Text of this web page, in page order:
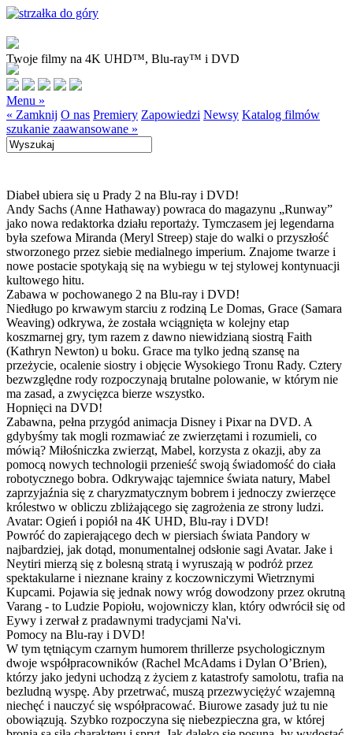
Twoje filmy na 4K UHD™, Blu-ray™ i DVD
Menu »
« Zamknij O nas Premiery Zapowiedzi Newsy Katalog filmów
szukanie zaawansowane »
Diabeł ubiera się u Prady 2 na Blu-ray i DVD!
Andy Sachs (Anne Hathaway) powraca do magazynu „Runway”
jako nowa redaktorka działu reportaży. Tymczasem jej legendarna
była szefowa Miranda (Meryl Streep) staje do walki o przyszłość
stworzonego przez siebie medialnego imperium. Znajome twarze i
nowe postacie spotykają się na wybiegu w tej stylowej kontynuacji
kultowego hitu.
Zabawa w pochowanego 2 na Blu-ray i DVD!
Niedługo po krwawym starciu z rodziną Le Domas, Grace (Samara
Weaving) odkrywa, że została wciągnięta w kolejny etap
koszmarnej gry, tym razem z dawno niewidzianą siostrą Faith
(Kathryn Newton) u boku. Grace ma tylko jedną szansę na
przeżycie, ocalenie siostry i objęcie Wysokiego Tronu Rady. Cztery
bezwzględne rody rozpoczynają brutalne polowanie, w którym nie
ma zasad, a zwycięzca bierze wszystko.
Hopnięci na DVD!
Zabawna, pełna przygód animacja Disney i Pixar na DVD. A
gdybyśmy tak mogli rozmawiać ze zwierzętami i rozumieli, co
mówią? Miłośniczka zwierząt, Mabel, korzysta z okazji, aby za
pomocą nowych technologii przenieść swoją świadomość do ciała
robotycznego bobra. Odkrywając tajemnice świata natury, Mabel
zaprzyjaźnia się z charyzmatycznym bobrem i jednoczy zwierzęce
królestwo w obliczu zbliżającego się zagrożenia ze strony ludzi.
Avatar: Ogień i popiół na 4K UHD, Blu-ray i DVD!
Powróć do zapierającego dech w piersiach świata Pandory w
najbardziej, jak dotąd, monumentalnej odsłonie sagi Avatar. Jake i
Neytiri mierzą się z bolesną stratą i wyruszają w podróż przez
spektakularne i nieznane krainy z koczowniczymi Wietrznymi
Kupcami. Pojawia się jednak nowy wróg dowodzony przez okrutną
Varang - to Ludzie Popiołu, wojowniczy klan, który odwrócił się od
Eywy i zerwał z pradawnymi tradycjami Na'vi.
Pomocy na Blu-ray i DVD!
W tym tętniącym czarnym humorem thrillerze psychologicznym
dwoje współpracowników (Rachel McAdams i Dylan O’Brien),
którzy jako jedyni uchodzą z życiem z katastrofy samolotu, trafia na
bezludną wyspę. Aby przetrwać, muszą przezwyciężyć wzajemną
niechęć i nauczyć się współpracować. Biurowe zasady już tu nie
obowiązują. Szybko rozpoczyna się niebezpieczna gra, w której